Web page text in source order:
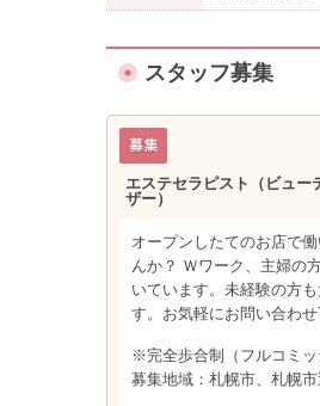
スタッフ募集
エステセラピスト（ビュー
ザー）
オープンしたてのお店で
んか？ Ｗワーク、主婦の
いています。未経験の方
す。お気軽にお問い合わせ
※完全歩合制（フルコミッ
募集地域：札幌市、札幌